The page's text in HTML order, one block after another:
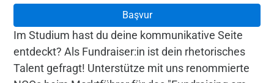
Başvur
Im Studium hast du deine kommunikative Seite
entdeckt? Als Fundraiser:in ist dein rhetorisches
Talent gefragt! Unterstütze mit uns renommierte